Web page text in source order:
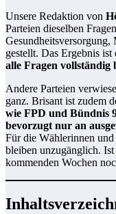
Unsere Redaktion von
Parteien dieselben
gestellt. Das Ergebnis ist
alle Fragen vollständig
Andere Parteien
ganz. Brisant ist zudem
wie FPD und Bündnis
bevorzugt nur an
Für die Wählerinnen
bleiben unzugänglich.
kommenden Wochen